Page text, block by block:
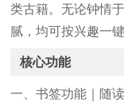
类古籍。无论钟情
腻，均可按兴趣一
核心功能
一、书签功能｜随